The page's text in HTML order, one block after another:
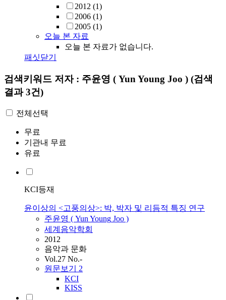
2012 (1)
2006 (1)
2005 (1)
오늘 본 자료
오늘 본 자료가 없습니다.
패싯닫기
검색키워드 저자 : 주윤영 ( Yun Young Joo ) (검색
결과 3건)
전체선택
무료
기관내 무료
유료
KCI등재
윤이상의 <고풍의상>: 박, 박자 및 리듬적 특징 연구
주윤영 ( YunYoung Joo )
세계음악학회
2012
음악과 문화
Vol.27 No.-
원문보기 2
KCI
KISS